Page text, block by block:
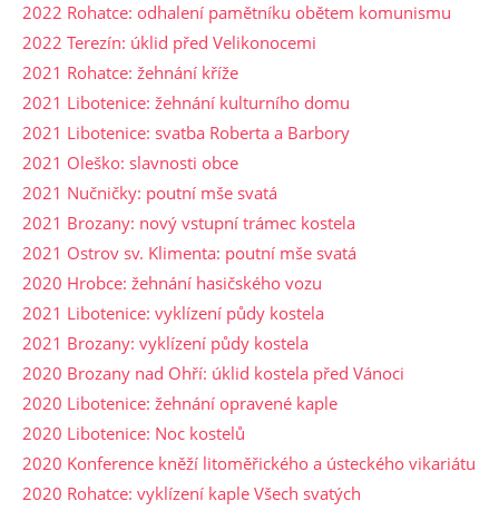
2022 Rohatce: odhalení pamětníku obětem komunismu
2022 Terezín: úklid před Velikonocemi
2021 Rohatce: žehnání kříže
2021 Libotenice: žehnání kulturního domu
2021 Libotenice: svatba Roberta a Barbory
2021 Oleško: slavnosti obce
2021 Nučničky: poutní mše svatá
2021 Brozany: nový vstupní trámec kostela
2021 Ostrov sv. Klimenta: poutní mše svatá
2020 Hrobce: žehnání hasičského vozu
2021 Libotenice: vyklízení půdy kostela
2021 Brozany: vyklízení půdy kostela
2020 Brozany nad Ohří: úklid kostela před Vánoci
2020 Libotenice: žehnání opravené kaple
2020 Libotenice: Noc kostelů
2020 Konference kněží litoměřického a ústeckého vikariátu
2020 Rohatce: vyklízení kaple Všech svatých